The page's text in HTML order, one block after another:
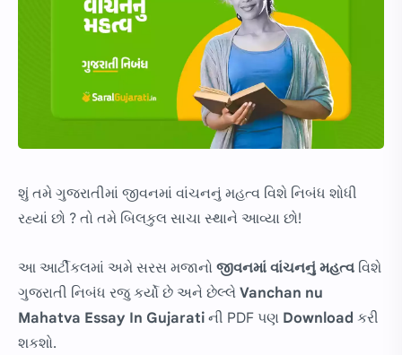
શું તમે ગુજરાતીમાં જીવનમાં વાંચનનું મહત્વ વિશે નિબંધ શોધી
રહ્યાં છો ? તો તમે બિલકુલ સાચા સ્થાને આવ્યા છો!
આ આર્ટીકલમાં અમે સરસ મજાનો જીવનમાં વાંચનનું મહત્વ વિશે
ગુજરાતી નિબંધ રજુ કર્યો છે અને છેલ્લે Vanchan nu
Mahatva Essay In Gujarati ની PDF પણ Download કરી
શકશો.